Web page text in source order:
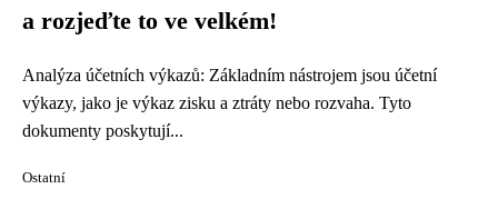
a rozjeďte to ve velkém!
Analýza účetních výkazů: Základním nástrojem jsou účetní
výkazy, jako je výkaz zisku a ztráty nebo rozvaha. Tyto
dokumenty poskytují...
Ostatní